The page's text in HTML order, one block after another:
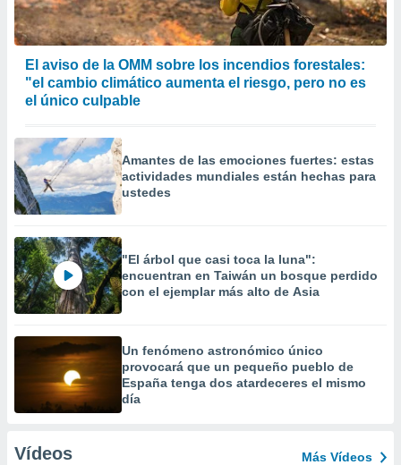
El aviso de la OMM sobre los incendios forestales:
"el cambio climático aumenta el riesgo, pero no es
el único culpable
Amantes de las emociones fuertes: estas
actividades mundiales están hechas para
ustedes
"El árbol que casi toca la luna":
encuentran en Taiwán un bosque perdido
con el ejemplar más alto de Asia
Un fenómeno astronómico único
provocará que un pequeño pueblo de
España tenga dos atardeceres el mismo
día
Vídeos Más Vídeos